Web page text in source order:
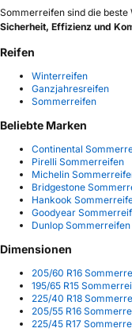
Sommerreifen sind die
Sicherheit, Effizienz und
Reifen
Winterreifen
Ganzjahresreifen
Sommerreifen
Beliebte Marken
Continental
Pirelli Sommerreifen
Michelin
Bridgestone
Hankook
Goodyear
Dunlop Sommerreifen
Dimensionen
205/60 R16
195/65 R15
225/40 R18
205/55 R16
225/45 R17